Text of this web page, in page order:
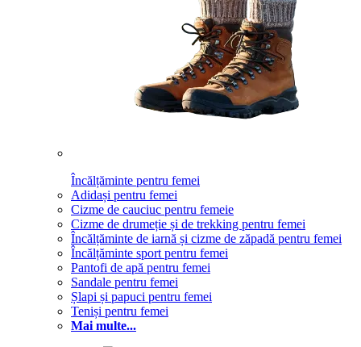
Încălțăminte pentru femei
Adidași pentru femei
Cizme de cauciuc pentru femeie
Cizme de drumeție și de trekking pentru femei
Încălțăminte de iarnă și cizme de zăpadă pentru femei
Încălțăminte sport pentru femei
Pantofi de apă pentru femei
Sandale pentru femei
Șlapi și papuci pentru femei
Teniși pentru femei
Mai multe...